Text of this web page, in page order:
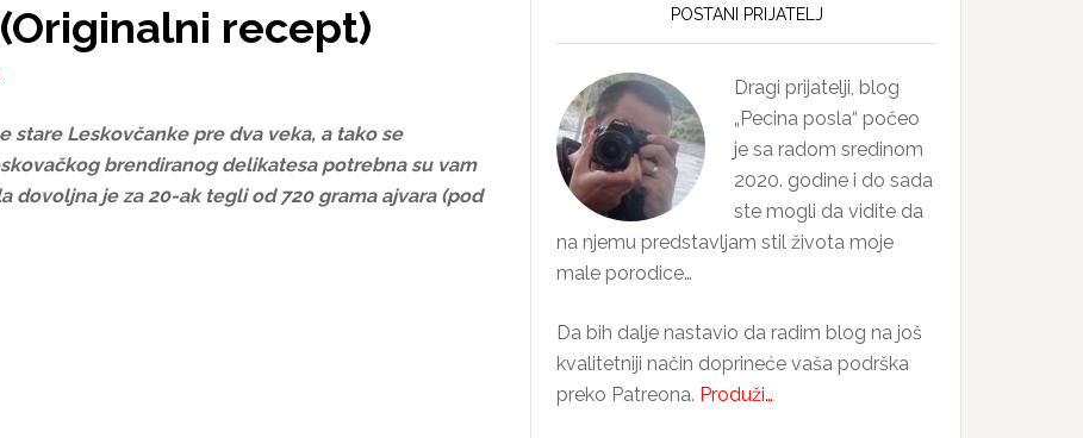
recept)
stare Leskovčanke pre dva veka, a tako se
brendiranog delikatesa potrebna su vam
dovoljna je za 20-ak tegli od 720 grama ajvara (pod
POSTANI PRIJATELJ
Dragi prijatelji, blog
„Pecina posla“ počeo
je sa radom sredinom
2020. godine i do sada
ste mogli da vidite da
na njemu predstavljam stil života moje
male porodice…
Da bih dalje nastavio da radim blog na još
kvalitetniji način doprineće vaša podrška
preko Patreona. Produži…